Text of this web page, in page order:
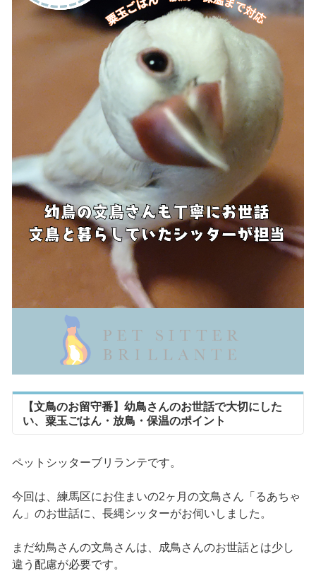
【文鳥のお留守番】幼鳥さんのお世話で大切にした
い、粟玉ごはん・放鳥・保温のポイント
ペットシッターブリランテです。
今回は、練馬区にお住まいの2ヶ月の文鳥さん「るあちゃ
ん」のお世話に、長縄シッターがお伺いしました。
まだ幼鳥さんの文鳥さんは、成鳥さんのお世話とは少し
違う配慮が必要です。